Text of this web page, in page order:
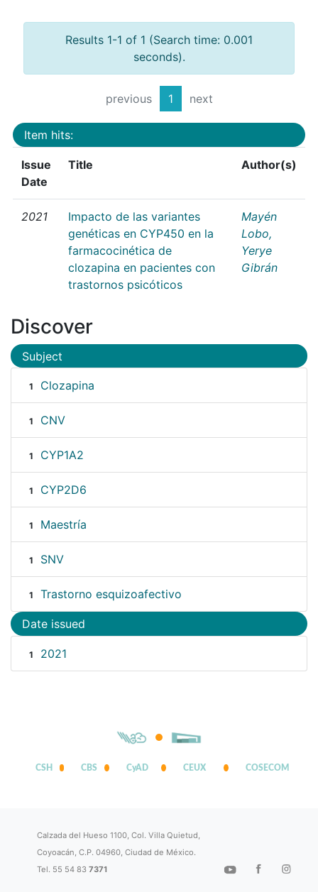
Results 1-1 of 1 (Search time: 0.001
seconds).
previous 1 next
Item hits:
Issue
Date
Title Author(s)
2021
Impacto de las variantes
genéticas en CYP450 en la
farmacocinética de
clozapina en pacientes con
trastornos psicóticos
Mayén
Lobo,
Yerye
Gibrán
Discover
Subject
1 Clozapina
1 CNV
1 CYP1A2
1 CYP2D6
1 Maestría
1 SNV
1 Trastorno esquizoafectivo
Date issued
1 2021
CSH CBS CyAD CEUX COSECOM
Calzada del Hueso 1100, Col. Villa Quietud,
Coyoacán, C.P. 04960, Ciudad de México.
Tel. 55 54 837371